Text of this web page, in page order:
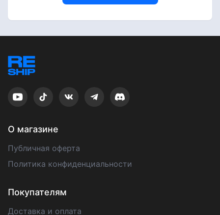
О магазине
Публичная оферта
Политика конфиденциальности
Покупателям
Доставка и оплата